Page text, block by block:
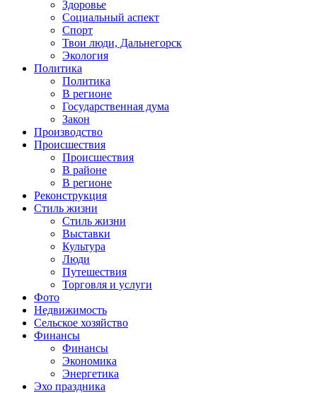
Здоровье
Социальный аспект
Спорт
Твои люди, Дальнегорск
Экология
Политика
Политика
В регионе
Государственная дума
Закон
Производство
Происшествия
Происшествия
В районе
В регионе
Реконструкция
Стиль жизни
Стиль жизни
Выставки
Культура
Люди
Путешествия
Торговля и услуги
Фото
Недвижимость
Сельское хозяйство
Финансы
Финансы
Экономика
Энергетика
Эхо праздника